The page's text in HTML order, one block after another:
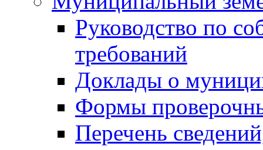
Руководство по
требований
Доклады о
Формы
Перечень